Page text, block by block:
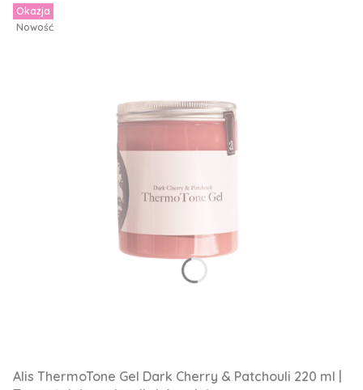
Okazja
Nowość
Alis ThermoTone Gel Dark Cherry & Patchouli 220 ml |